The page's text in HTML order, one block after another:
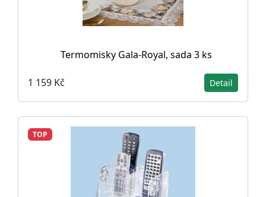
Termomisky Gala-Royal, sada 3 ks
1 159 Kč Detail
TOP